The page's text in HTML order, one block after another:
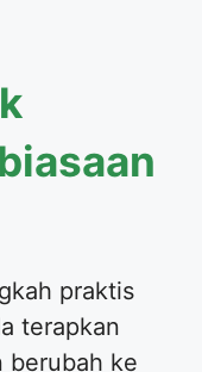
praktis
terapkan
berubah ke